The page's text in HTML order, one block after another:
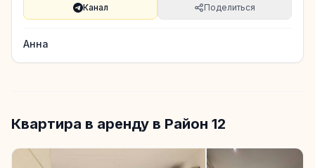
Канал Поделиться
Анна
Квартира в аренду в Район 12